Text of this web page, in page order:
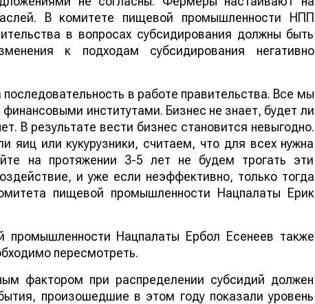
В комитете пищевой промышленности НПП
в вопросах субсидирования должны быть
к подходам субсидирования негативно
в работе правительства. Все мы
институтами. Бизнес не знает, будет ли
В результате вести бизнес становится невыгодно.
яиц или кукурузники, считаем, что для всех нужна
на протяжении 3-5 лет не будем трогать эти
и уже если неэффективно, только тогда
пищевой промышленности Нацпалаты Ерик
Нацпалаты Ербол Есенеев также
пересмотреть.
фактором при распределении субсидий должен
произошедшие в этом году показали уровень